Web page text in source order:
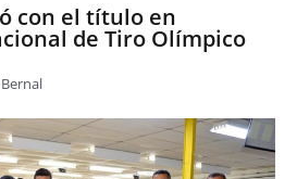
con el título en
de Tiro Olímpico